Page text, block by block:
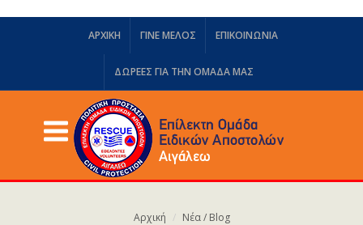
ΑΡΧΙΚΗ ΓΙΝΕ ΜΕΛΟΣ ΕΠΙΚΟΙΝΩΝΙΑ
ΔΩΡΕΈΣ ΓΙΑ ΤΗΝ ΟΜΆΔΑ ΜΑΣ
Αρχική Νέα / Blog